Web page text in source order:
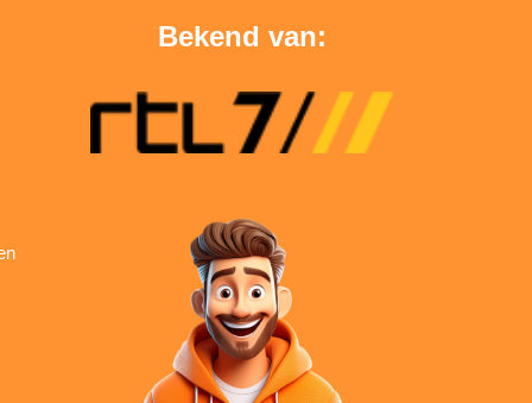
Bekend van: